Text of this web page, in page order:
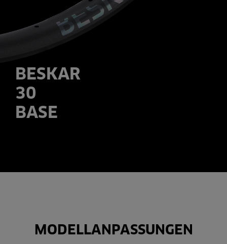
BESKAR
30
BASE
MODELLANPASSUNGEN